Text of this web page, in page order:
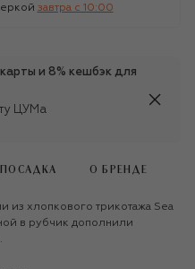
завтра c 10:00
и 8% кешбэк для
ЦУМа
О БРЕНДЕ
из хлопкового трикотажа Sea
в рубчик дополнили